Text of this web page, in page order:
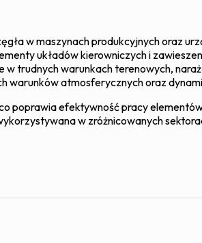
w maszynach produkcyjnych oraz
układów kierowniczych i
w trudnych warunkach terenowych,
warunków atmosferycznych oraz
efektywność pracy
w zróżnicowanych